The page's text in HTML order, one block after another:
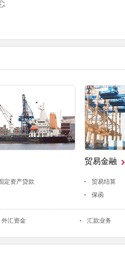
定资产贷款
贸易金融
贸易结算
保函
外汇资金 汇款业务